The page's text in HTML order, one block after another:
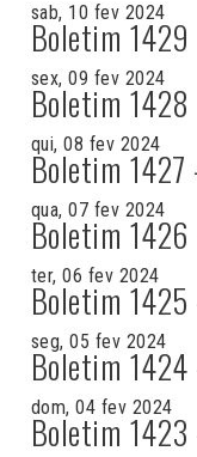
sab, 10 fev 2024
Boletim
sex, 09 fev 2024
Boletim
qui, 08 fev 2024
Boletim 1427
qua, 07 fev 2024
Boletim
ter, 06 fev 2024
Boletim
seg, 05 fev 2024
Boletim
dom, 04 fev 2024
Boletim